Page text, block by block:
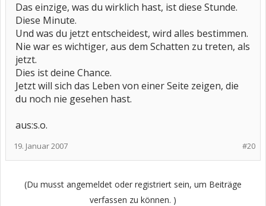
Das einzige, was du wirklich hast, ist diese Stunde.
Diese Minute.
Und was du jetzt entscheidest, wird alles bestimmen.
Nie war es wichtiger, aus dem Schatten zu treten, als
jetzt.
Dies ist deine Chance.
Jetzt will sich das Leben von einer Seite zeigen, die
du noch nie gesehen hast.
aus:s.o.
#20
19. Januar 2007
(Du musst angemeldet oder registriert sein, um Beiträge
verfassen zu können. )